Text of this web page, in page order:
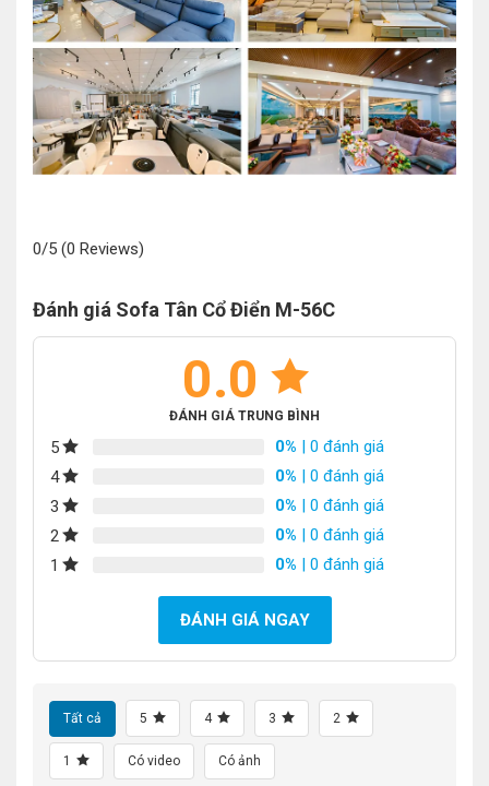
0/5 (0 Reviews)
Đánh giá Sofa Tân Cổ Điển M-56C
0.0
ĐÁNH GIÁ TRUNG BÌNH
5 0% | 0 đánh giá
4
0% | 0 đánh giá
3
0% | 0 đánh giá
2
0% | 0 đánh giá
1
0% | 0 đánh giá
ĐÁNH GIÁ NGAY
Tất cả 5 4 3 2
1 Có video Có ảnh